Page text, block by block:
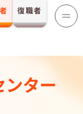
復職者
ンター